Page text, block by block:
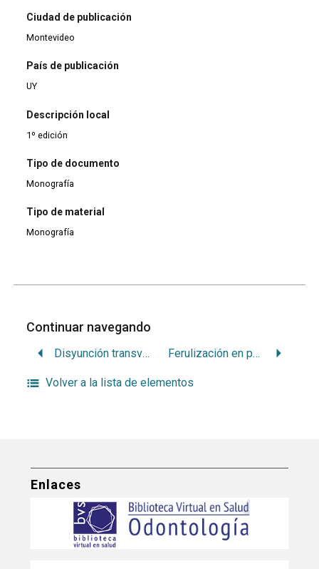
Ciudad de publicación
Montevideo
País de publicación
UY
Descripción local
1º edición
Tipo de documento
Monografía
Tipo de material
Monografía
Continuar navegando
Disyunción transversal y postero-anterior Ferulización en paradentología
Volver a la lista de elementos
Enlaces